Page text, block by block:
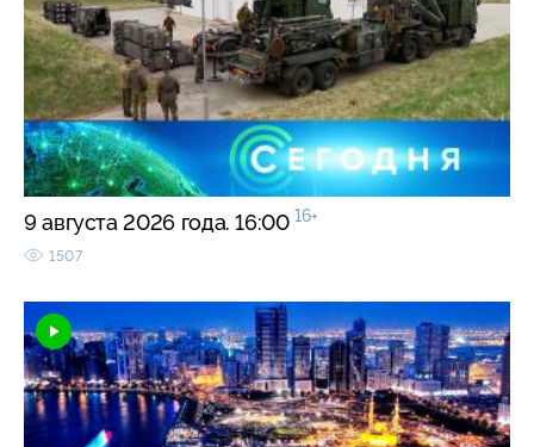
9 августа 2026 года. 16:00 16+
1507